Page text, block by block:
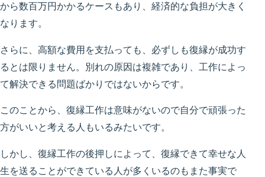
から数百万円かかるケースもあり、経済的な負担が大きく
なります。
さらに、高額な費用を支払っても、必ずしも復縁が成功す
るとは限りません。別れの原因は複雑であり、工作によっ
て解決できる問題ばかりではないからです。
このことから、復縁工作は意味がないので自分で頑張った
方がいいと考える人もいるみたいです。
しかし、復縁工作の後押しによって、復縁できて幸せな人
生を送ることができている人が多くいるのもまた事実で